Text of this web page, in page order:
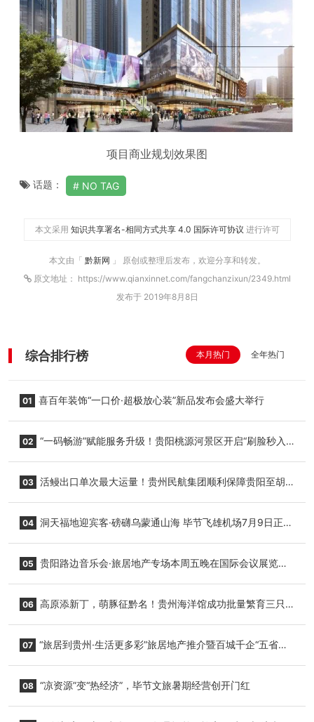
项目商业规划效果图
话题： NO TAG
本文采用 知识共享署名-相同方式共享 4.0 国际许可协议 进行许可
本文由「 黔新网 」 原创或整理后发布，欢迎分享和转发。
原文地址： https://www.qianxinnet.com/fangchanzixun/2349.html
发布于 2019年8月8日
综合排行榜 本月热门 全年热门
01 喜百年装饰“一口价·超极放心装”新品发布会盛大举行
02 “一码畅游”赋能服务升级！贵阳桃源河景区开启“刷脸秒入
03 活鳗出口单次最大运量！贵州民航集团顺利保障贵阳至胡
04 洞天福地迎宾客·磅礴乌蒙通山海 毕节飞雄机场7月9日正式
05 贵阳路边音乐会·旅居地产专场本周五晚在国际会议展览中
06 高原添新丁，萌豚征黔名！贵州海洋馆成功批量繁育三只
07 “旅居到贵州·生活更多彩”旅居地产推介暨百城千企“五省
08 “凉资源”变“热经济”，毕节文旅暑期经营创开门红